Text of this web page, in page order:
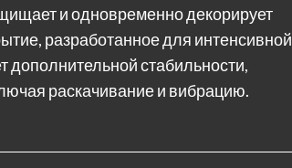
и одновременно декорирует
разработанное для интенсивной
дополнительной стабильности,
раскачивание и вибрацию.